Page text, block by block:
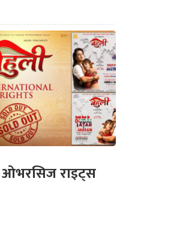
ओभरसिज राइट्स